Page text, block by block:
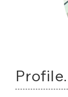
Profile.